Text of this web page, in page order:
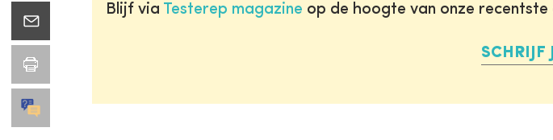
Blijf via Testerep magazine op de hoogte van onze
SCHRIJF